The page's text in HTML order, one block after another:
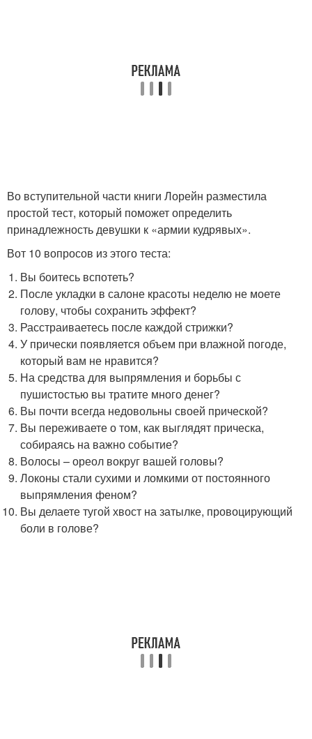
Во вступительной части книги Лорейн разместила
простой тест, который поможет определить
принадлежность девушки к «армии кудрявых».
Вот 10 вопросов из этого теста:
Вы боитесь вспотеть?
После укладки в салоне красоты неделю не моете
голову, чтобы сохранить эффект?
Расстраиваетесь после каждой стрижки?
У прически появляется объем при влажной погоде,
который вам не нравится?
На средства для выпрямления и борьбы с
пушистостью вы тратите много денег?
Вы почти всегда недовольны своей прической?
Вы переживаете о том, как выглядят прическа,
собираясь на важно событие?
Волосы – ореол вокруг вашей головы?
Локоны стали сухими и ломкими от постоянного
выпрямления феном?
Вы делаете тугой хвост на затылке, провоцирующий
боли в голове?